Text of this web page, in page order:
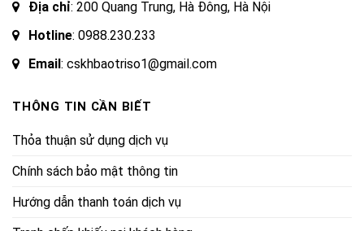
Địa chỉ: 200 Quang Trung, Hà Đông, Hà Nội
Hotline: 0988.230.233
Email: cskhbaotriso1@gmail.com
THÔNG TIN CẦN BIẾT
Thỏa thuận sử dụng dịch vụ
Chính sách bảo mật thông tin
Hướng dẫn thanh toán dịch vụ